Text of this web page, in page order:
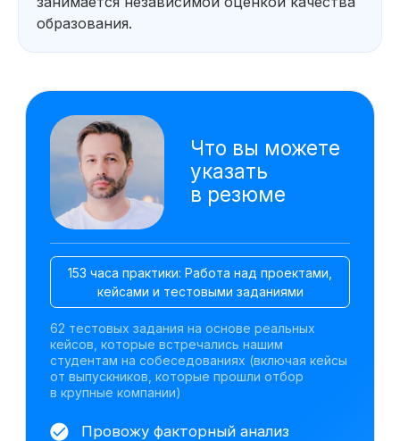
образования.
На основе исследования 4000 вакансий hh.ru
мы выделяем наиболее важные навыки,
которым клиенты обучаются на курсе
Power BI
Google Sheets
Excel
AW BI
VBA
Алиса AI
Претендуйте на
вакансии финансовых
аналитиков после
курса
По данным hh.ru,
за последний месяц открыто
более 4 000 вакансий в сфере